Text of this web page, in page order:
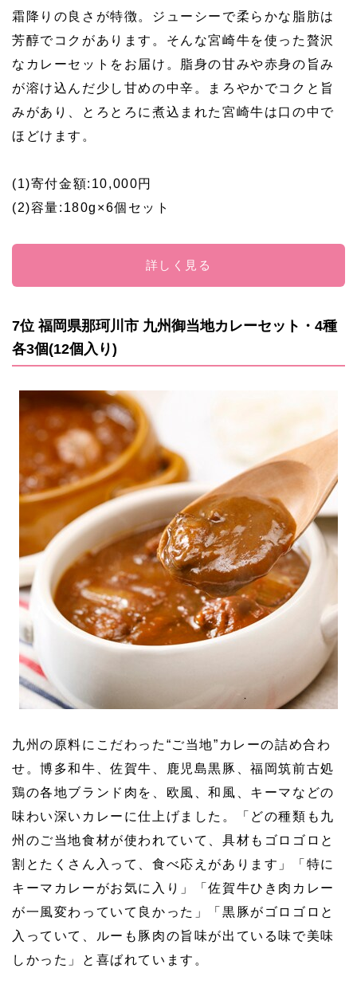
霜降りの良さが特徴。ジューシーで柔らかな脂肪は
芳醇でコクがあります。そんな宮崎牛を使った贅沢
なカレーセットをお届け。脂身の甘みや赤身の旨み
が溶け込んだ少し甘めの中辛。まろやかでコクと旨
みがあり、とろとろに煮込まれた宮崎牛は口の中で
ほどけます。
(1)寄付金額:10,000円
(2)容量:180g×6個セット
詳しく見る
7位 福岡県那珂川市 九州御当地カレーセット・4種
各3個(12個入り)
九州の原料にこだわった“ご当地”カレーの詰め合わ
せ。博多和牛、佐賀牛、鹿児島黒豚、福岡筑前古処
鶏の各地ブランド肉を、欧風、和風、キーマなどの
味わい深いカレーに仕上げました。「どの種類も九
州のご当地食材が使われていて、具材もゴロゴロと
割とたくさん入って、食べ応えがあります」「特に
キーマカレーがお気に入り」「佐賀牛ひき肉カレー
が一風変わっていて良かった」「黒豚がゴロゴロと
入っていて、ルーも豚肉の旨味が出ている味で美味
しかった」と喜ばれています。